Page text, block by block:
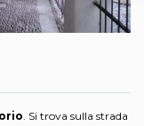
. Si trova sulla strada